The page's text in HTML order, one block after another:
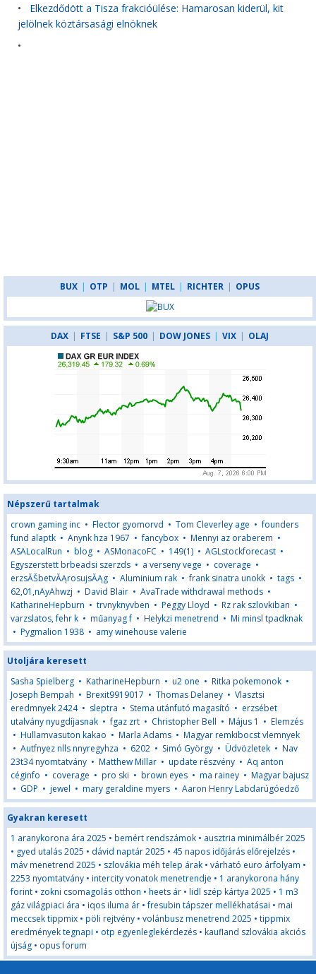
• Elkezdődött a Tisza frakcióülése: Hamarosan kiderül, kit
jelölnek köztársasági elnöknek
•
BUX | OTP | MOL | MTEL | RICHTER | OPUS
DAX | FTSE | S&P 500 | DOW JONES | VIX | OLAJ
Népszerű tartalmak
crown gaming inc • Flector gyomorvd • Tom Cleverley age •founders
fund alaptk • Anynk hza 1967 •fancybox • Mennyi az oraberem •
ASALocalRun • blog • ASMonacoFC • 149(1) • AGLstockforecast •
Egyszerstett brbeadsi szerzds • a verseny vege • coverage •
erzsĂŠbetvĂĄrosujsĂĄg • Aluminium rak •frank sinatra unokk • tags •
62,01,nAyAhwzj • David Blair • AvaTrade withdrawal methods •
KatharineHepburn • trvnyknyvben • Peggy Lloyd • Rz rak szlovkiban •
varzslatos, fehr k • műanyag f • Helykzi menetrend • Mi minsl tpadknak
• Pygmalion 1938 • amy winehouse valerie
Utoljára keresett
Sasha Spielberg • KatharineHepburn • u2 one • Ritka pokemonok •
Joseph Bempah • Brexit9919017 • Thomas Delaney • Vlasztsi
eredmnyek 2424• sleptra • Stema utánfutó magasító • erzsébet
utalvány nyugdíjasnak •fgaz zrt • Christopher Bell • Május 1 • Elemzés
• Hullamvasuton kakao • Marla Adams • Magyar remkibocst vlemnyek
• Autfnyez nlls nnyregyhza • 6202 • Simó György • Üdvözletek • Nav
23t34 nyomtatvány • Matthew Millar • update részvény • Aq anton
céginfo • coverage • pro ski • brown eyes • ma rainey • Magyar bajusz
• GDP • jewel • mary geraldine myers • Aaron Henry Labdarúgóedző
Gyakran keresett
1 aranykorona ára 2025 • bemért rendszámok • ausztria minimálbér 2025
• gyed utalás 2025 • dávid naptár 2025 • 45 napos időjárás előrejelzés •
máv menetrend 2025 • szlovákia méh telep árak • várható euro árfolyam •
2253 nyomtatvány • intercity vonatok menetrendje • 1 aranykorona hány
forint • zokni csomagolás otthon • heets ár • lidl szép kártya 2025 • 1 m3
gáz világpiaci ára • iqos iluma ár •fresubin tápszer mellékhatásai • mai
meccsek tippmix • pöli rejtvény • volánbusz menetrend 2025 • tippmix
eredmények tegnapi • otp egyenleglekérdezés • kaufland szlovákia akciós
újság • opus forum